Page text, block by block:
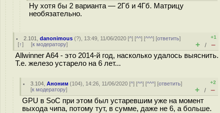
Ну хотя бы 2 варианта — 2Гб и 4Гб. Матрицу
необязательно.
2.101 ,danonimous (?), 13:49, 11/06/2020 [^] [^^] [^^^] [ответить]
[↑] [к модератору]
+1
+ / –
Allwinner A64 - это 2014-й год, насколько удалось выяснить.
Т.е. железо устарело на 6 лет...
3.104 ,Аноним (104), 14:26, 11/06/2020 [^] [^^] [^^^] [ответить]
[к модератору]
+2
+ / –
GPU в SoC при этом был устаревшим уже на момент
выхода чипа, потому тут, в сумме, даже не 6, а больше.